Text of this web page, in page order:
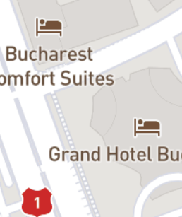
de la premiza că romanul lui
război, ci unul psihologic.
cartea lui Rebreanu, vreau
s-a întâmplat cu noi în suta
S-ar putea să fie
greșit, dar aș vrea să pun
care au luptat pentru ceva
pentru ce luptă, cu niște
cu niște dialoguri și întrebări:
cine eram noi la vârsta
— a explicat într-o recentă
Afrim.
spectacolul provoacă la o